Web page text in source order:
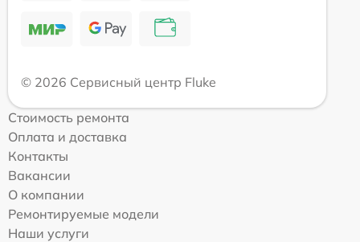
© 2026 Сервисный центр Fluke
Стоимость ремонта
Оплата и доставка
Контакты
Вакансии
О компании
Ремонтируемые модели
Наши услуги